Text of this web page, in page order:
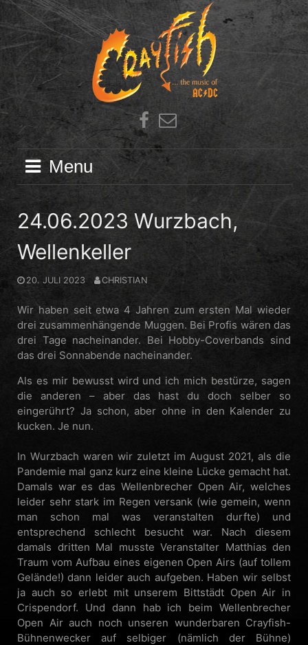
Skip
to
content
Facebook
E-
Mail
Menu
24.06.2023 Wurzbach,
Wellenkeller
20. JULI 2023 CHRISTIAN
Wir haben seit etwa 4 Jahren zum ersten Mal wieder
drei zusammenhängende Muggen. Bei Profis wären das
drei Tage nacheinander. Bei Hobby-Coverbands sind
das drei Sonnabende nacheinander.
Als es mir bewusst wird und ich mich bestürze, sagen
die anderen – aber das hast du doch selber so
eingerührt? Ja schon, aber ohne in den Kalender zu
kucken. Je nun.
In Wurzbach waren wir zuletzt im August 2021, als die
Pandemie mal ganz kurz eine kleine Lücke gemacht hat.
Damals war es das Wellenbrecher Open Air, welches
leider sehr stark im Regen versank (wie gemein, wenn
man schon mal was veranstalten durfte) und
entsprechend schlecht besucht war. Nach diesem
damals dritten Mal musste Veranstalter Matthias den
Traum vom Aufbau eines eigenen Open Airs (auf tollem
Gelände!) dann leider auch aufgeben. Haben wir selbst
ja auch so erlebt mit unserem Bittstädt Open Air in
Crispendorf. Und dann hab ich beim Wellenbrecher
Open Air auch noch unseren wunderbaren Crayfish-
Bühnenwecker auf selbiger (nämlich der Bühne)